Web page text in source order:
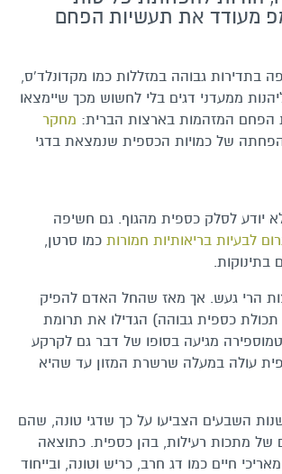
מעודד את תעשיות הפחם
בתדירות גבוהה במזללות כמו מקדונלד'ס,
ממעדני דגים בלי לחשוש מכך שיימצאו
הפחם המזהמות בארצות הברית: מחקר
של כמויות הכספית שנמצאת בדגי
יודע לסלק כספית מהגוף. גם חשיפה
לבעיות בריאותיות חמורות כמו סרטן,
בתינוקות.
הרי געש. אך מאז שהחל האדם להפיק
כספית גבוהה) הגדילו את תרומת
מגיעה בסופו של דבר גם לקרקע
עולה במעלה שרשרת המזון עד שהיא
השבעים הצביעו על כך שדגי טונה, שהם
ריכוזים גבוהים של מתכות רעילות, בהן כספית. כתוצאה
חיים כמו דג חרב, כריש וטונה, ובייחוד